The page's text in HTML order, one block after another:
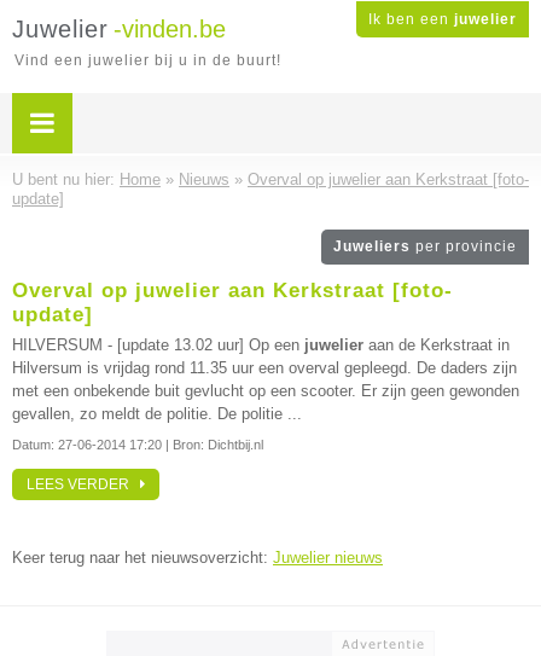
Ik ben een juwelier
Juwelier -vinden.be
Vind een juwelier bij u in de buurt!
U bent nu hier: Home » Nieuws » Overval op juwelier aan Kerkstraat [foto-
update]
Juweliers per provincie
Overval op juwelier aan Kerkstraat [foto-
update]
HILVERSUM - [update 13.02 uur] Op een juwelier aan de Kerkstraat in
Hilversum is vrijdag rond 11.35 uur een overval gepleegd. De daders zijn
met een onbekende buit gevlucht op een scooter. Er zijn geen gewonden
gevallen, zo meldt de politie. De politie ...
Datum: 27-06-2014 17:20 | Bron: Dichtbij.nl
LEES VERDER
Keer terug naar het nieuwsoverzicht: Juwelier nieuws